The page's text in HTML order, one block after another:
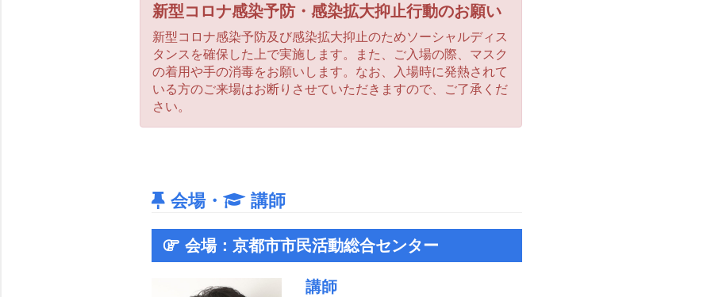
新型コロナ感染予防・感染拡大抑止行動のお願い
新型コロナ感染予防及び感染拡大抑止のためソーシャルディス
タンスを確保した上で実施します。また、ご入場の際、マスク
の着用や手の消毒をお願いします。なお、入場時に発熱されて
いる方のご来場はお断りさせていただきますので、ご了承くだ
さい。
会場・ 講師
会場：京都市市民活動総合センター
講師